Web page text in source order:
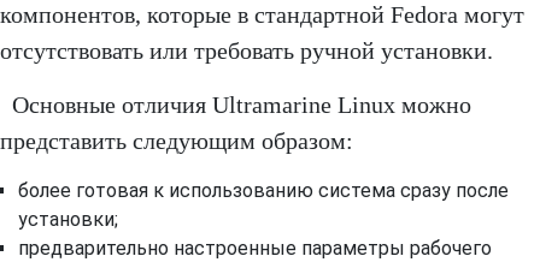
компонентов, которые в стандартной Fedora могут
отсутствовать или требовать ручной установки.
Основные отличия Ultramarine Linux можно
представить следующим образом:
более готовая к использованию система сразу после
установки;
предварительно настроенные параметры рабочего